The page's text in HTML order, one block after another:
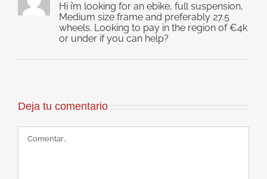
Hi i’m looking for an ebike, full suspension,
Medium size frame and preferably 27.5
wheels. Looking to pay in the region of €4k
or under if you can help?
Deja tu comentario